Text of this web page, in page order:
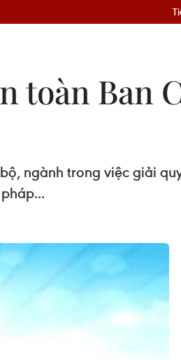
toàn Ban
ngành trong việc giải